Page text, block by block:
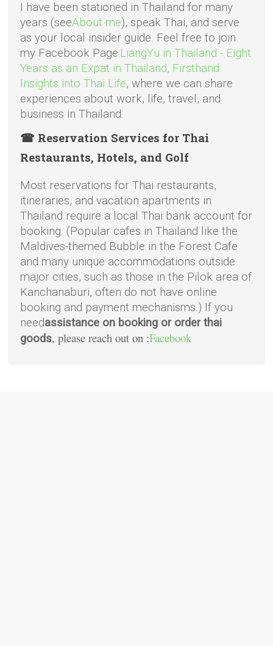
I have been stationed in Thailand for many
years (seeAbout me), speak Thai, and serve
as your local insider guide. Feel free to join
my Facebook Page:LiangYu in Thailand - Eight
Years as an Expat in Thailand, Firsthand
Insights into Thai Life, where we can share
experiences about work, life, travel, and
business in Thailand.
☎ Reservation Services for Thai
Restaurants, Hotels, and Golf
Most reservations for Thai restaurants,
itineraries, and vacation apartments in
Thailand require a local Thai bank account for
booking. (Popular cafes in Thailand like the
Maldives-themed Bubble in the Forest Cafe
and many unique accommodations outside
major cities, such as those in the Pilok area of
Kanchanaburi, often do not have online
booking and payment mechanisms.) If you
needassistance on booking or order thai
goods, please reach out on :Facebook